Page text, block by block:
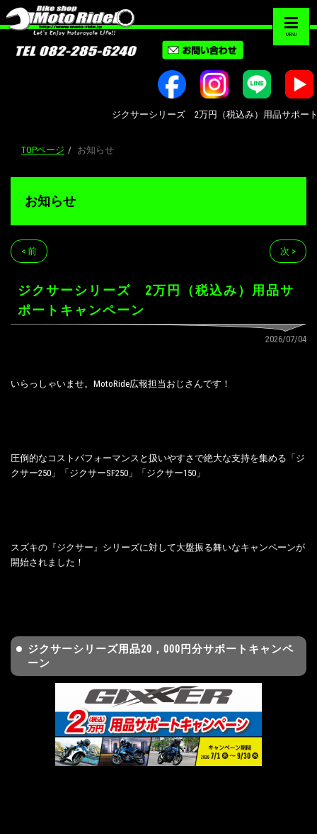
MENU
ジクサーシリーズ 2万円（税込み）用品サポートキ
TOPページ お知らせ
お知らせ
< 前 次 >
ジクサーシリーズ 2万円（税込み）用品サ
ポートキャンペーン
2026/07/04
いらっしゃいませ。MotoRide広報担当おじさんです！
圧倒的なコストパフォーマンスと扱いやすさで絶大な支持を集める「ジ
クサー250」「ジクサーSF250」「ジクサー150」
スズキの『ジクサー』シリーズに対して大盤振る舞いなキャンペーンが
開始されました！
ジクサーシリーズ用品20，000円分サポートキャンペ
ーン